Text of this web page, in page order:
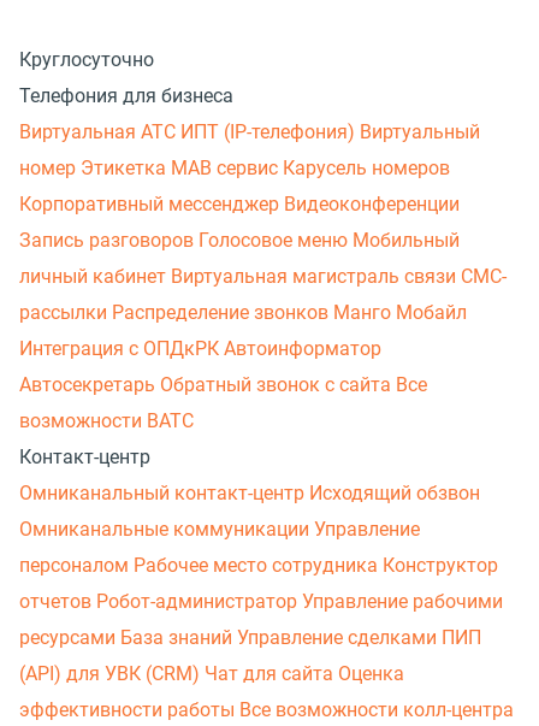
Круглосуточно
Телефония для бизнеса
Виртуальная АТС ИПТ (IP-телефония) Виртуальный
номер Этикетка МАВ сервис Карусель номеров
Корпоративный мессенджер Видеоконференции
Запись разговоров Голосовое меню Мобильный
личный кабинет Виртуальная магистраль связи СМС-
рассылки Распределение звонков Манго Мобайл
Интеграция с ОПДкРК Автоинформатор
Автосекретарь Обратный звонок с сайта Все
возможности ВАТС
Контакт-центр
Омниканальный контакт-центр Исходящий обзвон
Омниканальные коммуникации Управление
персоналом Рабочее место сотрудника Конструктор
отчетов Робот-администратор Управление рабочими
ресурсами База знаний Управление сделками ПИП
(API) для УВК (CRM) Чат для сайта Оценка
эффективности работы Все возможности колл-центра